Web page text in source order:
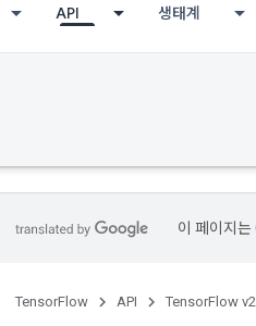
API 생태계
이 페이지는
TensorFlow API TensorFlow